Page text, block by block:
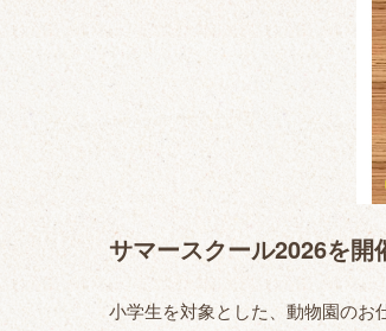
サマースクール2026を開
小学生を対象とした、動物園のお